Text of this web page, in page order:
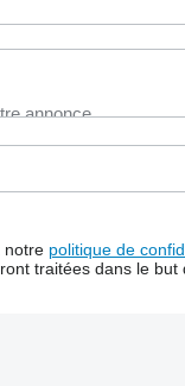
notre politique de
traitées dans le but